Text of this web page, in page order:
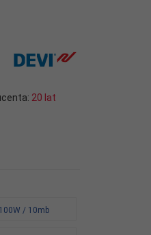
20 lat
100W / 10mb